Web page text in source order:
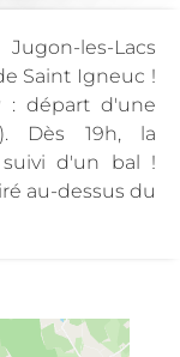
les-Lacs
Saint Igneuc !
: départ d'une
Dès 19h, la
d'un bal !
au-dessus du